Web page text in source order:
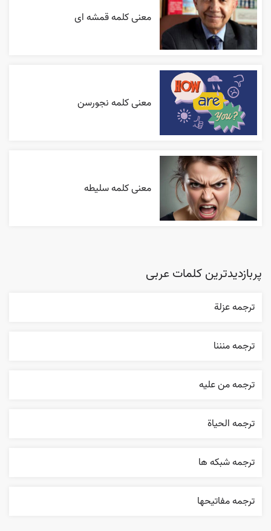
معنی کلمه قمشه ای
معنی کلمه نجورسن
معنی کلمه سلیطه
پربازدیدترین کلمات عربی
ترجمه عزلة
ترجمه منننا
ترجمه من عليه
ترجمه الحیاة
ترجمه شبکه ها
ترجمه مفاتيحها